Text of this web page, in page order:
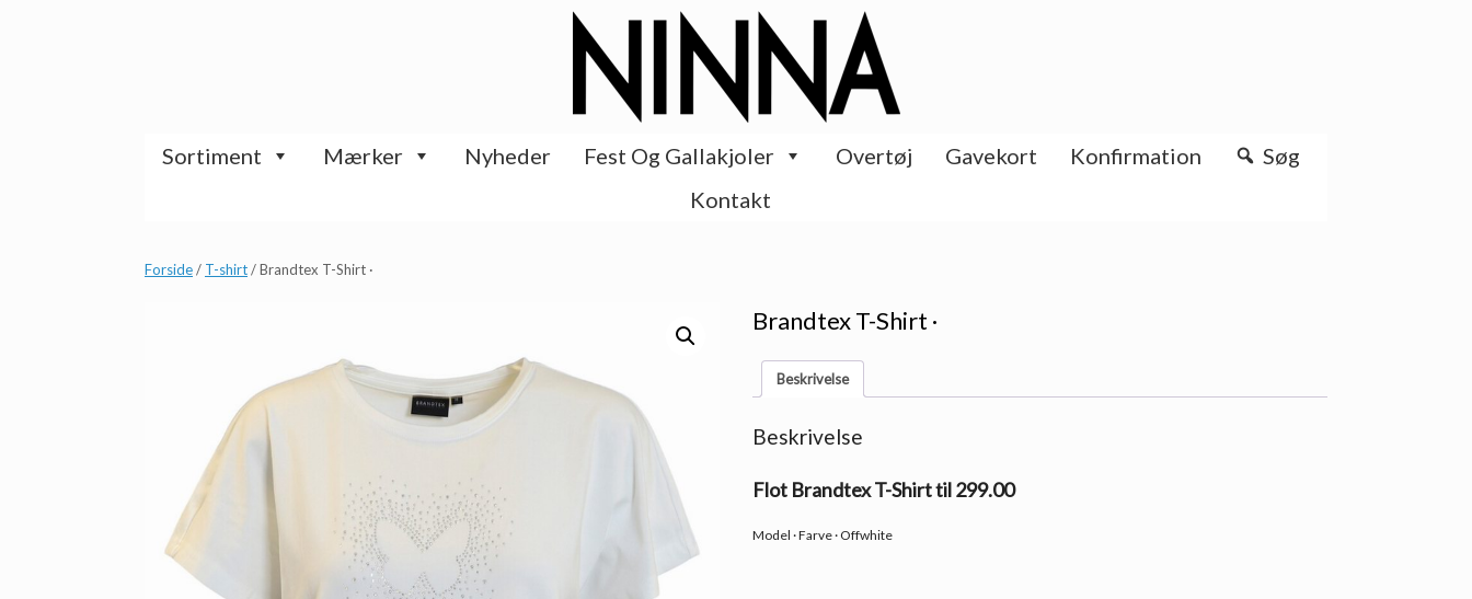
Sortiment Mærker Nyheder Fest Og Gallakjoler Overtøj Gavekort Konfirmation
Søg
Kontakt
Forside/ T-shirt/ Brandtex T-Shirt ·
Brandtex T-Shirt ·
Beskrivelse
Beskrivelse
Flot Brandtex T-Shirt til 299.00
Model · Farve · Offwhite